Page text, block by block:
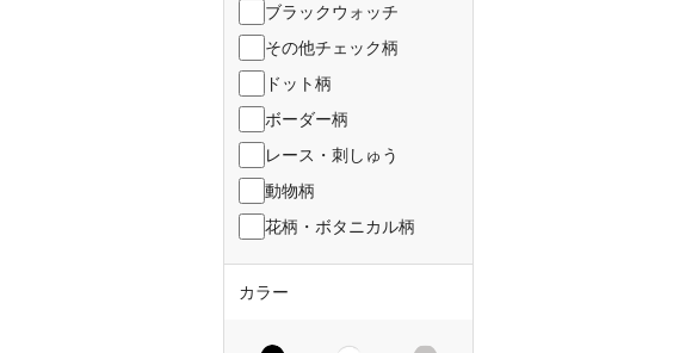
ブラックウォッチ
その他チェック柄
ドット柄
ボーダー柄
レース・刺しゅう
動物柄
花柄・ボタニカル柄
カラー